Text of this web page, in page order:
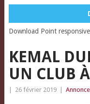
Download Point
KEMAL
UN CLUB
26 février 2019